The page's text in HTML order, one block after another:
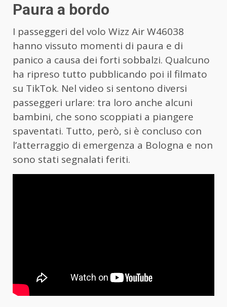
Paura a bordo
I passeggeri del volo Wizz Air W46038
hanno vissuto momenti di paura e di
panico a causa dei forti sobbalzi. Qualcuno
ha ripreso tutto pubblicando poi il filmato
su TikTok. Nel video si sentono diversi
passeggeri urlare: tra loro anche alcuni
bambini, che sono scoppiati a piangere
spaventati. Tutto, però, si è concluso con
l’atterraggio di emergenza a Bologna e non
sono stati segnalati feriti.